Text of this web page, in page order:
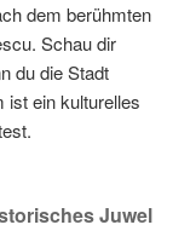
dem berühmten
Schau dir
du die Stadt
ist ein kulturelles
Juwel